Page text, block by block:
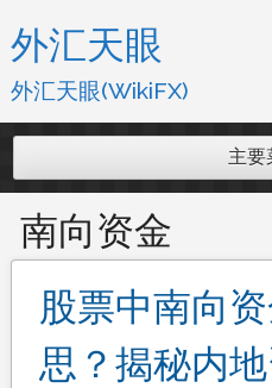
至
内
外汇天眼
外汇天眼(WikiFX)
主要
南向资金
股票中南向
思？揭秘内